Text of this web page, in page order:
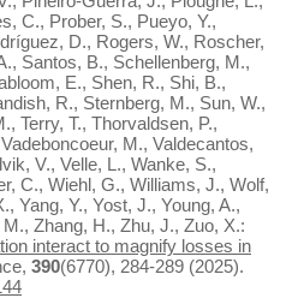
C., Prober, S., Pueyo, Y.,
D., Rogers, W., Roscher,
Santos, B., Schellenberg, M.,
E., Shen, R., Shi, B.,
R., Sternberg, M., Sun, W.,
Terry, T., Thorvaldsen, P.,
M., Valdecantos,
V., Velle, L., Wanke, S.,
C., Wiehl, G., Williams, J., Wolf,
Yang, Y., Yost, J., Young, A.,
Zhang, H., Zhu, J., Zuo, X.:
interact to magnify losses in
390(6770), 284-289 (2025).